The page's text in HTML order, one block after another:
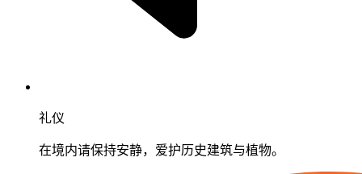
礼仪
在境内请保持安静，爱护历史建筑与植物。